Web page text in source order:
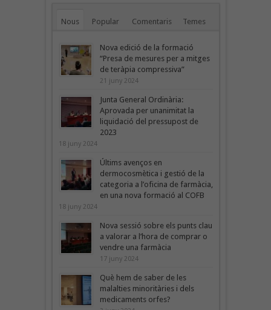
Nous Popular Comentaris Temes
Nova edició de la formació
“Presa de mesures per a mitges
de teràpia compressiva”
21 juny 2024
Junta General Ordinària:
Aprovada per unanimitat la
liquidació del pressupost de
2023
18 juny 2024
Últims avenços en
dermocosmètica i gestió de la
categoria a l’oficina de farmàcia,
en una nova formació al COFB
18 juny 2024
Nova sessió sobre els punts clau
a valorar a l’hora de comprar o
vendre una farmàcia
17 juny 2024
Què hem de saber de les
malalties minoritàries i dels
medicaments orfes?